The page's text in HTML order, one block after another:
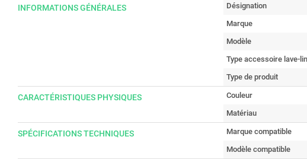
INFORMATIONS GÉNÉRALES Désignation
Marque
Modèle
Type accessoire lave-
Type de produit
CARACTÉRISTIQUES PHYSIQUES Couleur
Matériau
SPÉCIFICATIONS TECHNIQUES Marque compatible
Modèle compatible